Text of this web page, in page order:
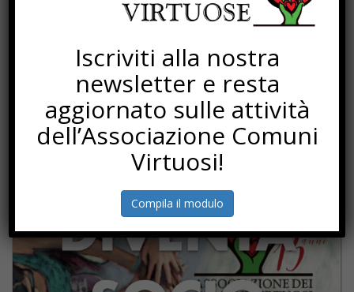
L’imposta che resta
Processi di rigenerazione
Torna Sapere Comune
SOTTOSCRIZIONI
Iscriviti alla nostra
newsletter e resta
aggiornato sulle attività
dell’Associazione Comuni
Virtuosi!
Compila il modulo